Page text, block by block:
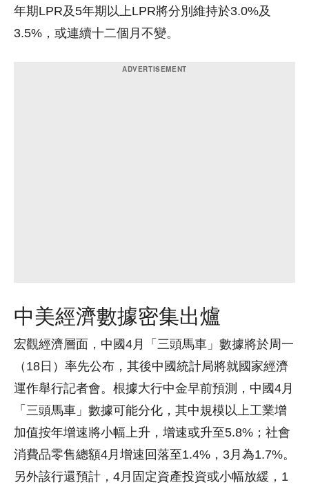
年期LPR及5年期以上LPR將分別維持於3.0%及
3.5%，或連續十二個月不變。
中美經濟數據密集出爐
宏觀經濟層面，中國4月「三頭馬車」數據將於周一
（18日）率先公布，其後中國統計局將就國家經濟
運作舉行記者會。根據大行中金早前預測，中國4月
「三頭馬車」數據可能分化，其中規模以上工業增
加值按年增速將小幅上升，增速或升至5.8%；社會
消費品零售總額4月增速回落至1.4%，3月為1.7%。
另外該行還預計，4月固定資產投資或小幅放緩，1